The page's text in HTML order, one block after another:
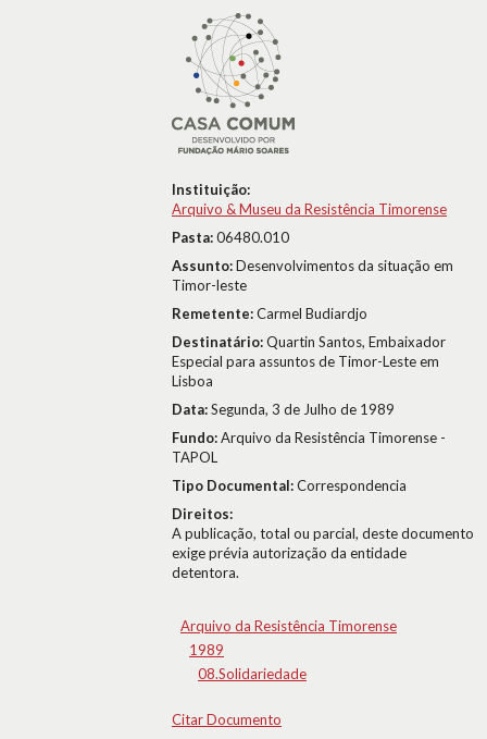
Instituição:
Arquivo & Museu da Resistência Timorense
Pasta:06480.010
Assunto:Desenvolvimentos da situação em
Timor-leste
Remetente:Carmel Budiardjo
Destinatário:Quartin Santos, Embaixador
Especial para assuntos de Timor-Leste em
Lisboa
Data:Segunda, 3 de Julho de 1989
Fundo:Arquivo da Resistência Timorense -
TAPOL
Tipo Documental:Correspondencia
Direitos:
A publicação, total ou parcial, deste documento
exige prévia autorização da entidade
detentora.
Arquivo da Resistência Timorense
1989
08.Solidariedade
Citar Documento